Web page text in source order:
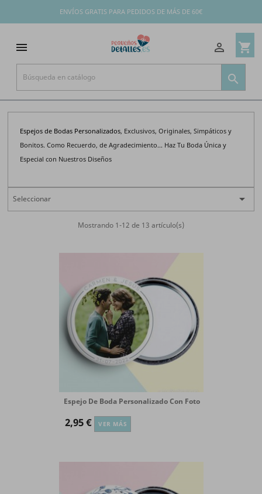
ENVÍOS GRATIS PARA PEDIDOS DE MÁS DE 60€

 shopping_cart

Espejos de Bodas Personalizados, Exclusivos, Originales, Simpáticos y
Bonitos. Como Recuerdo, de Agradecimiento... Haz Tu Boda Única y
Especial con Nuestros Diseños
Seleccionar 
Mostrando 1-12 de 13 artículo(s)
Espejo De Boda Personalizado Con Foto
2,95 € VER MÁS